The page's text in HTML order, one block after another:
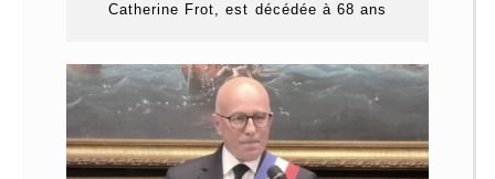
Catherine Frot, est décédée à 68 ans